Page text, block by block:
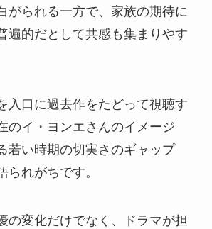
がられる一方で、家族の期待に
遍的だとして共感も集まりやす
入口に過去作をたどって視聴す
のイ・ヨンエさんのイメージ
若い時期の切実さのギャップ
られがちです。
の変化だけでなく、ドラマが担